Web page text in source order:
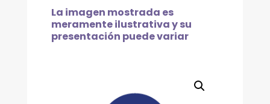
La imagen mostrada es
meramente ilustrativa y su
presentación puede variar